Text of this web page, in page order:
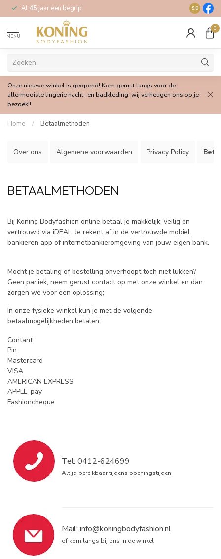
Al 45 jaar een begrip Gratis
9.0
MENU
0
Onze nieuwe winkel is geopend! Kom gerust langs voor de
allermooiste lingerie nacht- en badkleding, wij verheugen ons op je
bezoek!!
Home / Betaalmethoden
Over ons Algemene voorwaarden Privacy Policy
BETAALMETHODEN
Bij Koning Bodyfashion online betaal je makkelijk, veilig en
vertrouwd via iDEAL. Je rekent af in de vertrouwde mobiel
bankieren app of internetbankieromgeving van jouw eigen bank.
Mocht je betaling of bestelling onverhoopt toch niet lukken?
Geen paniek, neem gerust contact op met onze winkel en dan
zorgen we voor een oplossing;
In onze fysieke winkel kun je met de volgende
betaalmogelijkheden betalen:
Contant
Pin
Mastercard
VISA
AMERICAN EXPRESS
APPLE-pay
Fashioncheque
Tel: 0412-624699
Altijd bereikbaar tijdens openingstijden
Mail: info@koningbodyfashion.nl
of kom langs bij ons in de winkel